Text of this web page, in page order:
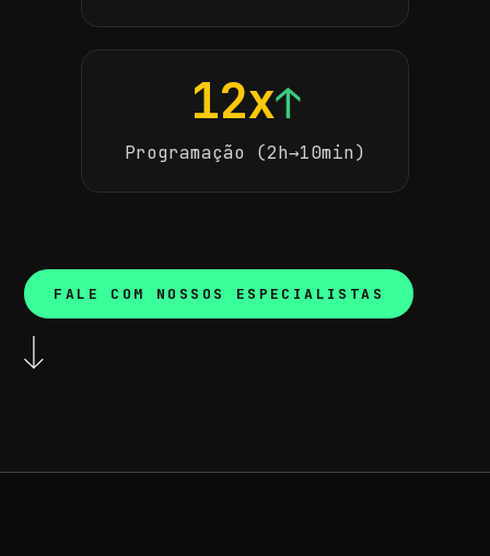
12x↑
Programação (2h→10min)
FALE COM NOSSOS ESPECIALISTAS